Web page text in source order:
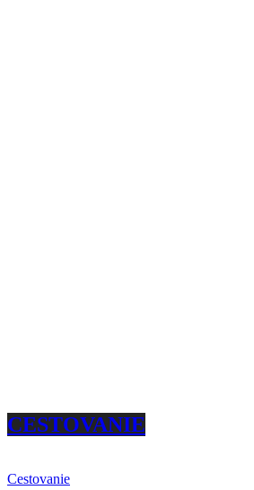
CESTOVANIE
Cestovanie